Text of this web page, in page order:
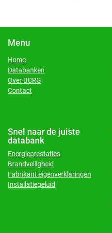
Menu
Home
Databanken
​​​​​​​Over BCRG
​​​​​​​Contact
Snel naar de juiste
databank
Energieprestaties
Brandveiligheid
Fabrikant eigenverklaringen
Installatiegeluid